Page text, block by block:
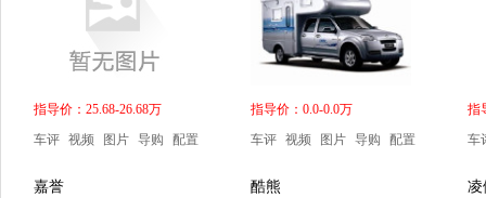
指导价：25.68-26.68万
车评 视频 图片 导购 配置
指导价：0.0-0.0万
车评 视频 图片 导购 配置
指
车
嘉誉 酷熊 凌